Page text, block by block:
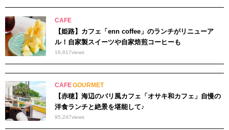
CAFE
【姫路】カフェ「enn coffee」のランチがリニューア
ル！自家製スイーツや自家焙煎コーヒーも
16,817views
CAFEGOURMET
【赤穂】海辺のバリ風カフェ「オサキ和カフェ」自慢の
洋食ランチと絶景を堪能して♪
95,247views